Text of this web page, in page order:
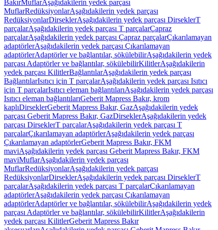
BakırMuflarAşağıdakilerin yedek parçası
MuflarRedüksiyonlarAşağıdakilerin yedek parçası
RedüksiyonlarDirseklerAşağıdakilerin yedek parçası DirseklerT
parçalarAşağıdakilerin yedek parçası T parçalarÇapraz
parçalarAşağıdakilerin yedek parçası Çapraz parçalarÇıkarılamayan
adaptörlerAşağıdakilerin yedek parçası Çıkarılamayan
adaptörlerAdaptörler ve bağlantılar, sökülebilirAşağıdakilerin yedek
parçası Adaptörler ve bağlantılar, sökülebilirKilitlerAşağıdakilerin
yedek parçası KilitlerBağlantılarAşağıdakilerin yedek parçası
BağlantılarIsıtıcı için T parçalarAşağıdakilerin yedek parçası Isıtıcı
için T parçalarIsıtıcı eleman bağlantılarıAşağıdakilerin yedek parçası
Isıtıcı eleman bağlantılarıGeberit Mapress Bakır, krom
kaplıDirseklerGeberit Mapress Bakır, GazAşağıdakilerin yedek
parçası Geberit Mapress Bakır, GazDirseklerAşağıdakilerin yedek
parçası DirseklerT parçalarAşağıdakilerin yedek parçası T
parçalarÇıkarılamayan adaptörlerAşağıdakilerin yedek parçası
Çıkarılamayan adaptörlerGeberit Mapress Bakır, FKM
maviAşağıdakilerin yedek parçası Geberit Mapress Bakır, FKM
maviMuflarAşağıdakilerin yedek parçası
MuflarRedüksiyonlarAşağıdakilerin yedek parçası
RedüksiyonlarDirseklerAşağıdakilerin yedek parçası DirseklerT
parçalarAşağıdakilerin yedek parçası T parçalarÇıkarılamayan
adaptörlerAşağıdakilerin yedek parçası Çıkarılamayan
adaptörlerAdaptörler ve bağlantılar, sökülebilirAşağıdakilerin yedek
parçası Adaptörler ve bağlantılar, sökülebilirKilitlerAşağıdakilerin
yedek parçası KilitlerGeberit Mapress Bakır